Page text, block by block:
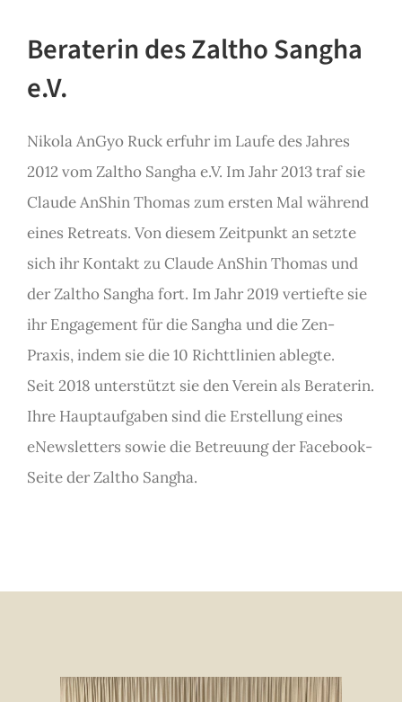
Beraterin des Zaltho Sangha
e.V.
Nikola AnGyo Ruck erfuhr im Laufe des Jahres
2012 vom Zaltho Sangha e.V. Im Jahr 2013 traf sie
Claude AnShin Thomas zum ersten Mal während
eines Retreats. Von diesem Zeitpunkt an setzte
sich ihr Kontakt zu Claude AnShin Thomas und
der Zaltho Sangha fort. Im Jahr 2019 vertiefte sie
ihr Engagement für die Sangha und die Zen-
Praxis, indem sie die 10 Richttlinien ablegte.
Seit 2018 unterstützt sie den Verein als Beraterin.
Ihre Hauptaufgaben sind die Erstellung eines
eNewsletters sowie die Betreuung der Facebook-
Seite der Zaltho Sangha.